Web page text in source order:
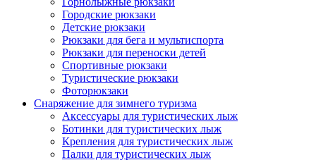
Городские рюкзаки
Детские рюкзаки
Рюкзаки для бега и мультиспорта
Рюкзаки для переноски детей
Спортивные рюкзаки
Туристические рюкзаки
Фоторюкзаки
Снаряжение для зимнего туризма
Аксессуары для туристических лыж
Ботинки для туристических лыж
Крепления для туристических лыж
Палки для туристических лыж